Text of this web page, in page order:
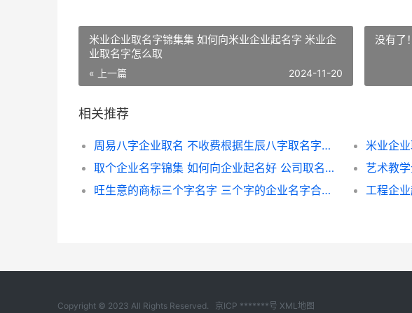
米业企业取名字锦集集 如何向米业企业起名字 米业企
业取名字怎么取
« 上一篇 2024-11-20
没有了！
相关推荐
周易八字企业取名 不收费根据生辰八字取名字锦集 八字企业取名
取个企业名字锦集 如何向企业起名好 公司取名锦的最佳配字
旺生意的商标三个字名字 三个字的企业名字合集 旺生意的商标三字是什么
Copyright © 2023 All Rights Reserved. 京ICP *******号 XML地图